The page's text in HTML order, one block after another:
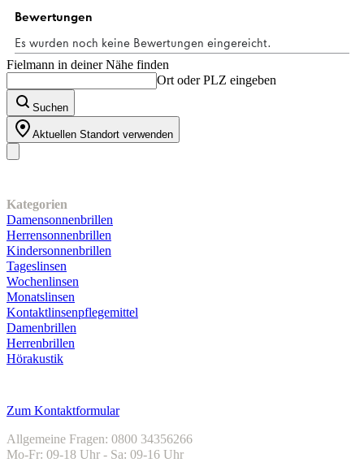
Fielmann in deiner Nähe finden
Ort oder PLZ eingeben
Suchen
Aktuellen Standort verwenden
Kategorien
Damensonnenbrillen
Herrensonnenbrillen
Kindersonnenbrillen
Tageslinsen
Wochenlinsen
Monatslinsen
Kontaktlinsenpflegemittel
Damenbrillen
Herrenbrillen
Hörakustik
Zum Kontaktformular
Allgemeine Fragen: 0800 34356266
Mo-Fr: 09-18 Uhr - Sa: 09-16 Uhr